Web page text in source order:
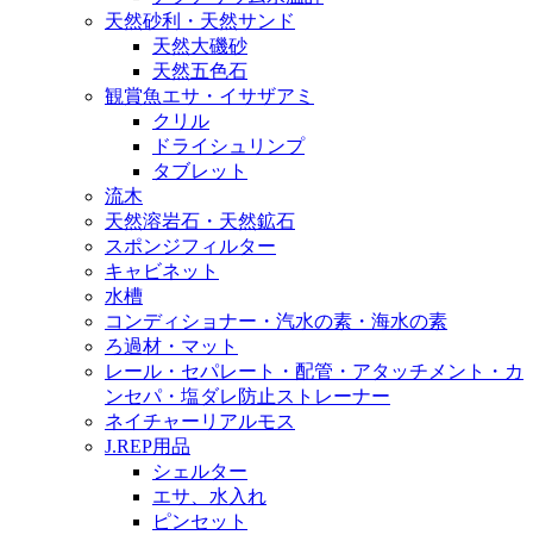
天然砂利・天然サンド
天然大磯砂
天然五色石
観賞魚エサ・イサザアミ
クリル
ドライシュリンプ
タブレット
流木
天然溶岩石・天然鉱石
スポンジフィルター
キャビネット
水槽
コンディショナー・汽水の素・海水の素
ろ過材・マット
レール・セパレート・配管・アタッチメント・カ
ンセパ・塩ダレ防止ストレーナー
ネイチャーリアルモス
J.REP用品
シェルター
エサ、水入れ
ピンセット